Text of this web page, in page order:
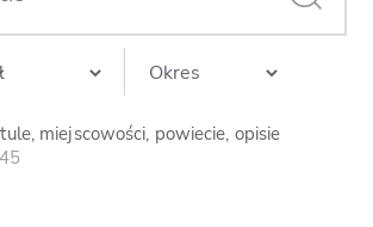
miejscowości, powiecie, opisie